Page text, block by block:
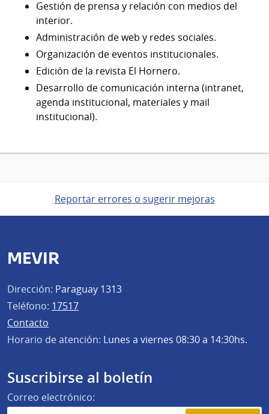
Gestión de prensa y relación con medios del
interior.
Administración de web y redes sociales.
Organización de eventos institucionales.
Edición de la revista El Hornero.
Desarrollo de comunicación interna (intranet,
agenda institucional, materiales y mail
institucional).
Reportar errores o sugerir mejoras
MEVIR
Dirección: Paraguay 1313
Teléfono: 17517
Contacto
Horario de atención: Lunes a viernes 08:30 a 14:30hs.
Suscribirse al boletín
Correo electrónico: